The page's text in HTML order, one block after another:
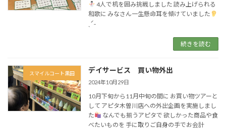
4人で机を囲み挑戦しました 読み上げられる
和歌に みなさん一生懸命耳を傾けていました
ˎˊ˗
続きを読む
スマイルコート黒田 デイサービス 買い物外出
2024年10月29日
10月下旬から11月中旬の間に お買い物ツアーと
して アピタ木曽川店への外出企画を実施しまし
た
なんでも揃うアピタで 欲しかった商品や食
べたいものを 手に取りご自身の手でお会計